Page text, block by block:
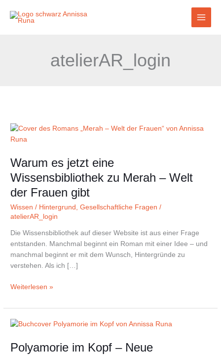
Inhalt
atelierAR_login
Warum es jetzt eine
Wissensbibliothek zu Merah – Welt
der Frauen gibt
Wissen / Hintergrund ,Gesellschaftliche Fragen /
atelierAR_login
Die Wissensbibliothek auf dieser Website ist aus einer Frage
entstanden. Manchmal beginnt ein Roman mit einer Idee – und
manchmal beginnt er mit dem Wunsch, Hintergründe zu
verstehen. Als ich […]
Warum
es
eine
Wissensbibliothek
zu
Merah
–
Welt
Frauen
gibt
Weiterlesen »
Polyamorie im Kopf – Neue
Polyamorie
Kopf